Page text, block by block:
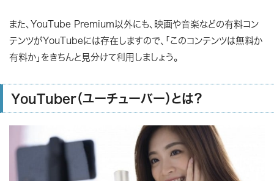
また、YouTube Premium以外にも、映画や音楽などの有料コン
テンツがYouTubeには存在しますので、「このコンテンツは無料か
有料か」をきちんと見分けて利用しましょう。
YouTuber（ユーチューバー）とは？